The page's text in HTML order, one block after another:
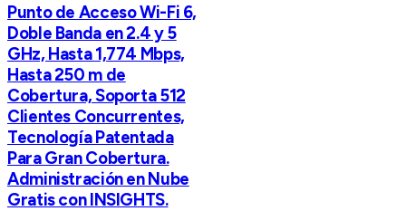
Punto de Acceso Wi-Fi 6,
Doble Banda en 2.4 y 5
GHz, Hasta 1,774 Mbps,
Hasta 250 m de
Cobertura, Soporta 512
Clientes Concurrentes,
Tecnología Patentada
Para Gran Cobertura.
Administración en Nube
Gratis con INSIGHTS.